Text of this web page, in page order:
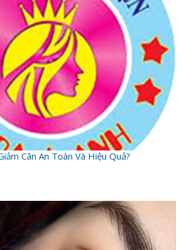
Cân An Toàn Và Hiệu Quả?